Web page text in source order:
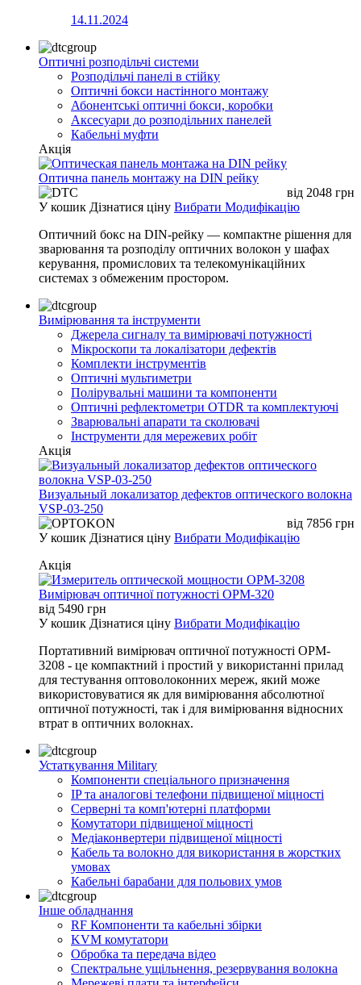
14.11.2024
Оптичні розподільчі системи
Розподільчі панелі в стійку
Оптичні бокси настінного монтажу
Абонентські оптичні бокси, коробки
Аксесуари до розподільних панелей
Кабельні муфти
Акція
Оптична панель монтажу на DIN рейку
від 2048 грн
У кошик Дізнатися ціну Вибрати Модифікацію
Оптичний бокс на DIN-рейку — компактне рішення для
зварювання та розподілу оптичних волокон у шафах
керування, промислових та телекомунікаційних
системах з обмеженим простором.
Вимірювання та інструменти
Джерела сигналу та вимірювачі потужності
Мікроскопи та локалізатори дефектів
Комплекти інструментів
Оптичні мультиметри
Полірувальні машини та компоненти
Оптичні рефлектометри OTDR та комплектуючі
Зварювальні апарати та сколювачі
Інструменти для мережевих робіт
Акція
Визуальный локализатор дефектов оптического волокна
VSP-03-250
від 7856 грн
У кошик Дізнатися ціну Вибрати Модифікацію
Акція
Вимірювач оптичної потужності OPM-320
від 5490 грн
У кошик Дізнатися ціну Вибрати Модифікацію
Портативний вимірювач оптичної потужності OPM-
3208 - це компактний і простий у використанні прилад
для тестування оптоволоконних мереж, який може
використовуватися як для вимірювання абсолютної
оптичної потужності, так і для вимірювання відносних
втрат в оптичних волокнах.
Устаткування Military
Компоненти спеціального призначення
IP та аналогові телефони підвищеної міцності
Серверні та комп'ютерні платформи
Комутатори підвищеної міцності
Медіаконвертери підвищеної міцності
Кабель та волокно для використання в жорстких
умовах
Кабельні барабани для польових умов
Інше обладнання
RF Компоненти та кабельні збірки
KVM комутатори
Обробка та передача відео
Спектральне ущільнення, резервування волокна